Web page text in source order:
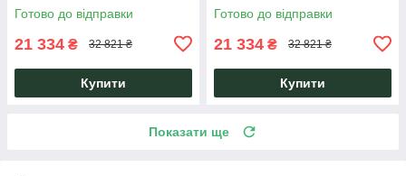
Готово до відправки
21 334 ₴ 32 821 ₴
Купити
Готово до відправки
21 334 ₴ 32 821 ₴
Купити
Показати ще